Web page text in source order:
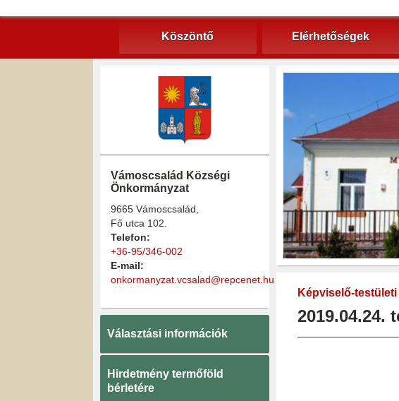
Köszöntő Elérhetőségek
Vámoscsalád Községi
Önkormányzat
9665 Vámoscsalád,
Fő utca 102.
Telefon:
+36-95/346-002
E-mail:
onkormanyzat.vcsalad@repcenet.hu
Választási információk
Hirdetmény termőföld
bérletére
Képviselő-
2019.04.24.